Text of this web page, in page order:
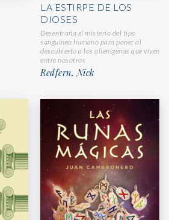
LA ESTIRPE DE LOS
DIOSES
Desentraña el misterio del tipo
sanguíneo humano para poner al
descubierto a los alienígenas que viven
entre nosotros
Redfern, Nick